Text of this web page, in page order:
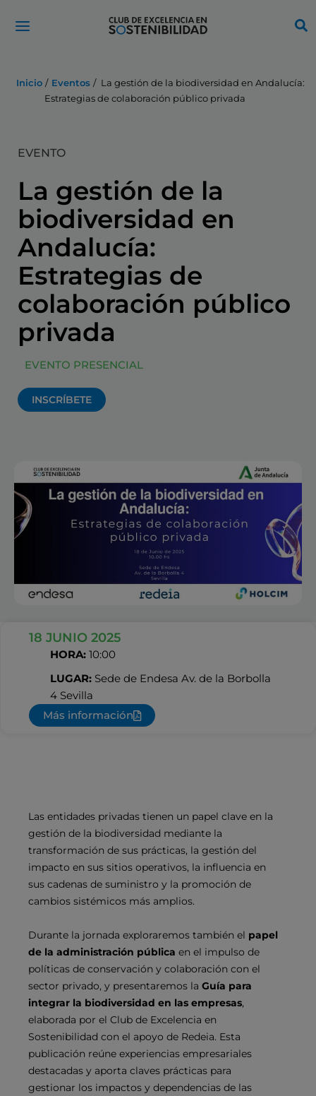
Inicio Eventos
La gestión de la biodiversidad en Andalucía:
Estrategias de colaboración público privada
EVENTO
La gestión de la
biodiversidad en
Andalucía:
Estrategias de
colaboración público
privada
EVENTO PRESENCIAL
INSCRÍBETE
18 JUNIO 2025
HORA: 10:00
LUGAR: Sede de Endesa Av. de la Borbolla
4 Sevilla
Más información
Las entidades privadas tienen un papel clave en la
gestión de la biodiversidad mediante la
transformación de sus prácticas, la gestión del
impacto en sus sitios operativos, la influencia en
sus cadenas de suministro y la promoción de
cambios sistémicos más amplios.
Durante la jornada exploraremos también el papel
de la administración pública en el impulso de
políticas de conservación y colaboración con el
sector privado, y presentaremos la Guía para
integrar la biodiversidad en las empresas,
elaborada por el Club de Excelencia en
Sostenibilidad con el apoyo de Redeia. Esta
publicación reúne experiencias empresariales
destacadas y aporta claves prácticas para
gestionar los impactos y dependencias de las